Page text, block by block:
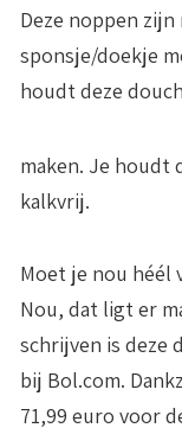
Deze noppen
sponsje/doekje
houdt deze
maken. Je houdt
kalkvrij.
Moet je nou héél
Nou, dat ligt er
schrijven is deze
bij Bol.com.
71,99 euro voor